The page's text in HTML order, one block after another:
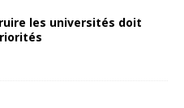
les universités doit